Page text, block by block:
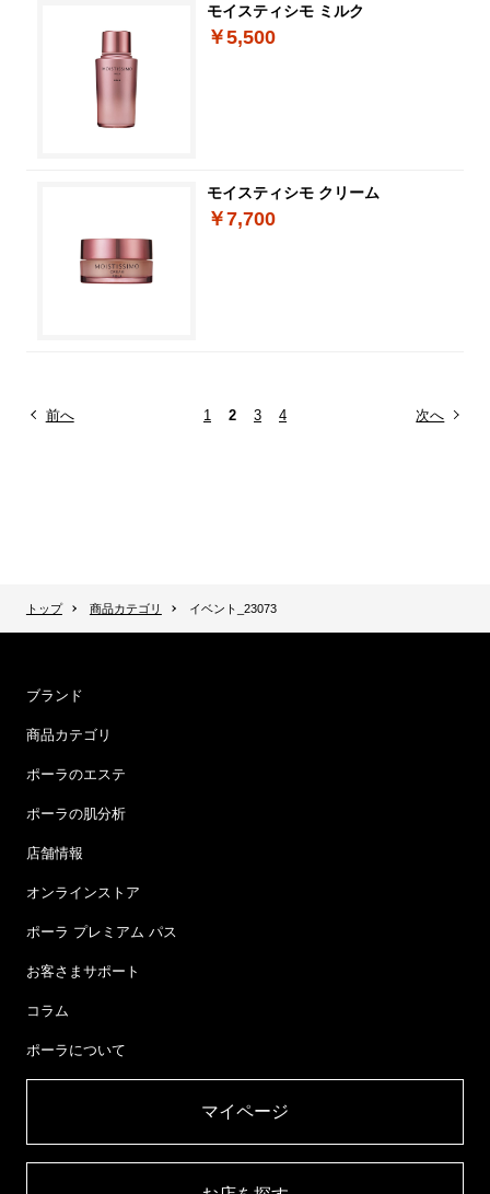
モイスティシモ ミルク
￥5,500
モイスティシモ クリーム
￥7,700
前へ 1 2 3 4 次へ
トップ 商品カテゴリ イベント_23073
ブランド
商品カテゴリ
ポーラのエステ
ポーラの肌分析
店舗情報
オンラインストア
ポーラ プレミアム パス
お客さまサポート
コラム
ポーラについて
マイページ​